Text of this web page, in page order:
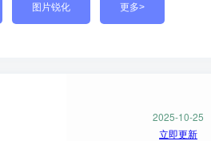
图片锐化 更多>
2025-10-25
立即更新